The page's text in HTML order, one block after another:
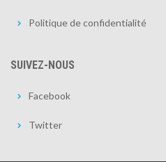
Politique de confidentialité
SUIVEZ-NOUS
Facebook
Twitter